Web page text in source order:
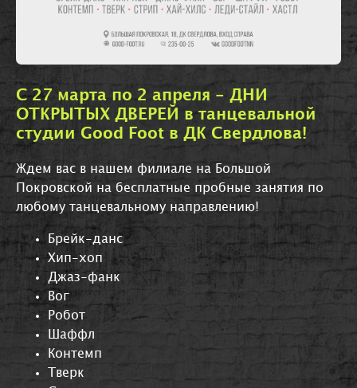
C 27 марта по 2 апреля - ДНИ
ОТКРЫТЫХ ДВЕРЕЙ в танцевальной
студии Good Foot в ДК Свердлова!
Ждем вас в нашем филиале на Большой
Покровской на бесплатные пробные занятия по
любому танцевальному направлению!
Брейк-данс
Хип-хоп
Джаз-фанк
Вог
Робот
Шаффл
Контемп
Тверк